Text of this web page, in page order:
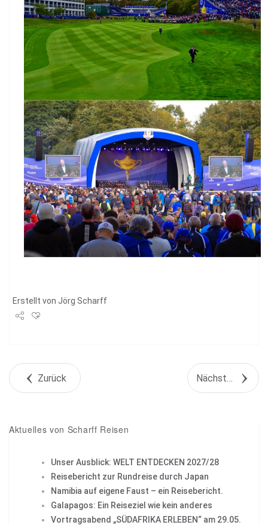
Erstellt von Jörg Scharff
+1Zurück Nächstes Objekt
Aktuelles von Scharff Reisen
Unser Ausblick: WELT ENTDECKEN 2027/28
Reisebericht zur Rundreise durch Japan
Namibia auf eigene Faust – ein Reisebericht.
Galapagos: Ein Reiseziel wie kein anderes
Vortragsabend „SÜDAFRIKA ERLEBEN“ am 29.05.